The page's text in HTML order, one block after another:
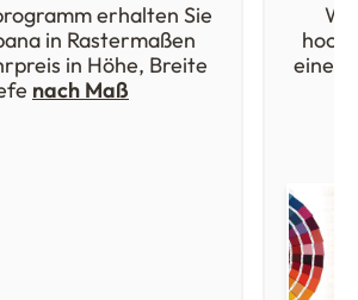
erhalten Sie
in Rastermaßen
in Höhe, Breite
nach Maß
einer